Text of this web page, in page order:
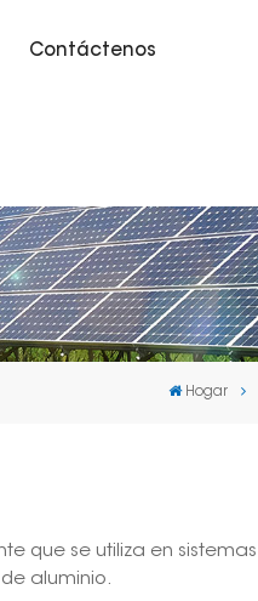
Contáctenos
Hogar
que se utiliza en
aluminio.